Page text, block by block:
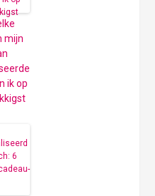
mijn
ik op